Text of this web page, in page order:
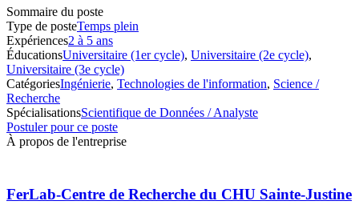
Sommaire du poste
Type de posteTemps plein
Expériences2 à 5 ans
ÉducationsUniversitaire (1er cycle), Universitaire (2e cycle),
Universitaire (3e cycle)
CatégoriesIngénierie, Technologies de l'information, Science /
Recherche
SpécialisationsScientifique de Données / Analyste
Postuler pour ce poste
À propos de l'entreprise
FerLab-Centre de Recherche du CHU Sainte-Justine